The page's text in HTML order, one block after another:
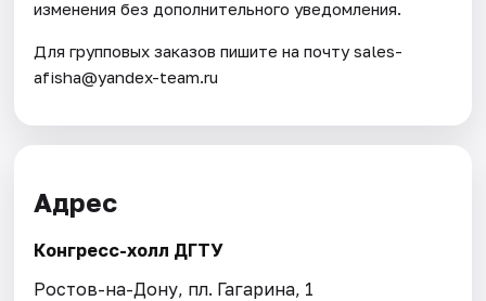
изменения без дополнительного уведомления.
Для групповых заказов пишите на почту sales-
afisha@yandex-team.ru
Адрес
Конгресс-холл ДГТУ
Ростов-на-Дону, пл. Гагарина, 1